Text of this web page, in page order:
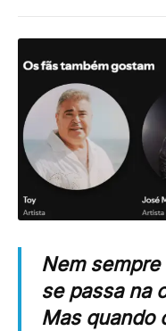
Nem
se passa na
Mas quando